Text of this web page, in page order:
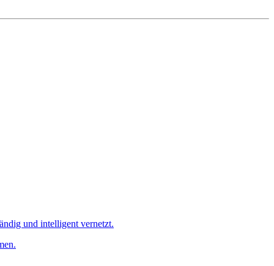
und intelligent vernetzt.